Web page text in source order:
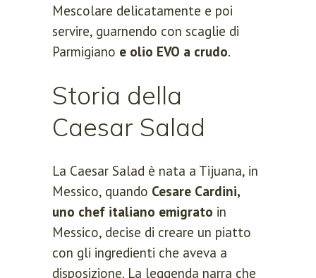
Mescolare delicatamente e poi
servire, guarnendo con scaglie di
Parmigiano e olio EVO a crudo.
Storia della
Caesar Salad
La Caesar Salad è nata a Tijuana, in
Messico, quando Cesare Cardini,
uno chef italiano emigrato in
Messico, decise di creare un piatto
con gli ingredienti che aveva a
disposizione. La leggenda narra che
LOGIN REGISTER
Sign in here.
Log into your account in just a few
steps.